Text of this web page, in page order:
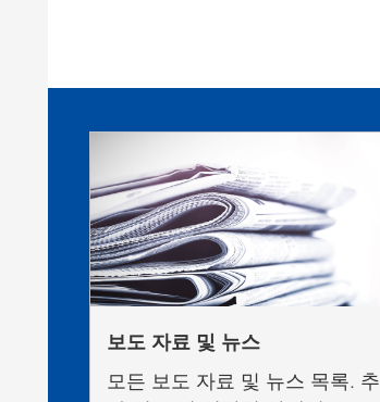
보도 자료 및 뉴스
모든 보도 자료 및 뉴스 목록. 추